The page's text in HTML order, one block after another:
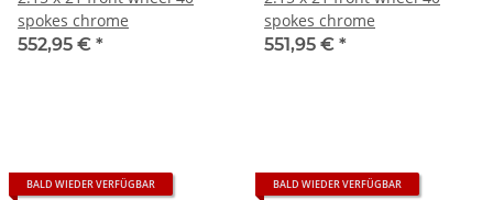
spokes chrome
552,95 € *
spokes chrome
551,95 € *
BALD WIEDER VERFÜGBAR BALD WIEDER VERFÜGBAR